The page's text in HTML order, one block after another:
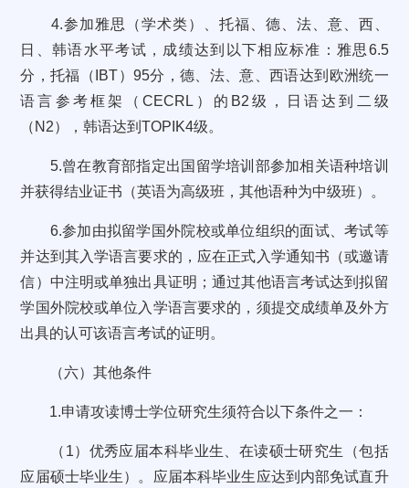
4.参加雅思（学术类）、托福、德、法、意、西、
日、韩语水平考试，成绩达到以下相应标准：雅思6.5
分，托福（IBT）95分，德、法、意、西语达到欧洲统一
语言参考框架（CECRL）的B2级，日语达到二级
（N2），韩语达到TOPIK4级。
5.曾在教育部指定出国留学培训部参加相关语种培训
并获得结业证书（英语为高级班，其他语种为中级班）。
6.参加由拟留学国外院校或单位组织的面试、考试等
并达到其入学语言要求的，应在正式入学通知书（或邀请
信）中注明或单独出具证明；通过其他语言考试达到拟留
学国外院校或单位入学语言要求的，须提交成绩单及外方
出具的认可该语言考试的证明。
（六）其他条件
1.申请攻读博士学位研究生须符合以下条件之一：
（1）优秀应届本科毕业生、在读硕士研究生（包括
应届硕士毕业生）。应届本科毕业生应达到内部免试直升